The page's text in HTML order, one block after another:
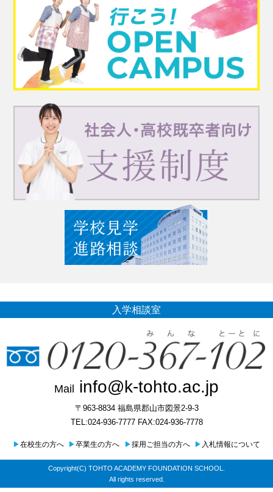
入学相談室
Mail info@k-tohto.ac.jp
〒963-8834 福島県郡山市図景2-9-3
TEL:024-936-7777 FAX:024-936-7778
▶在校生の方へ ▶卒業生の方へ ▶採用ご担当の方へ ▶ 入札情報について
Copyright(C) TOHTO ACADEMY FOUNDATION SCHOOL.
All rights reserved.